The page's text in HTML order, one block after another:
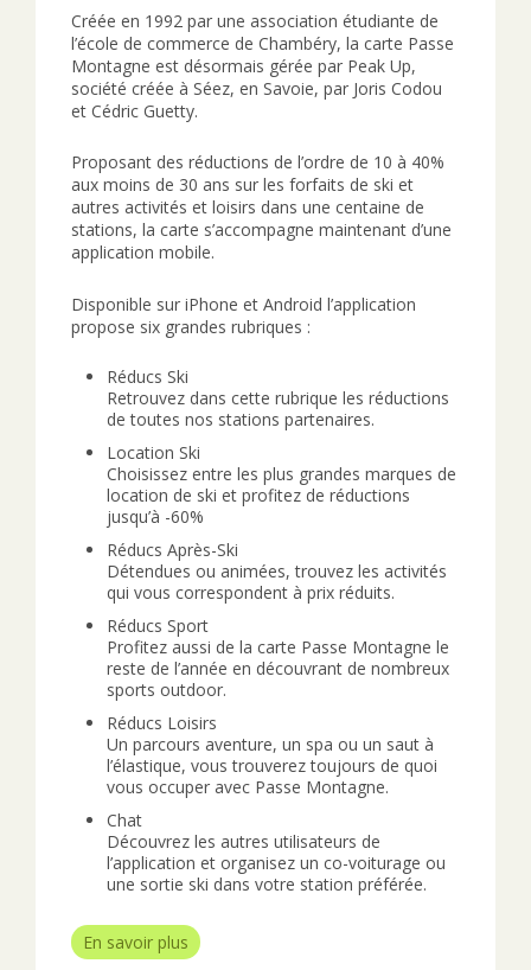
Créée en 1992 par une association étudiante de
l’école de commerce de Chambéry, la carte Passe
Montagne est désormais gérée par Peak Up,
société créée à Séez, en Savoie, par Joris Codou
et Cédric Guetty.
Proposant des réductions de l’ordre de 10 à 40%
aux moins de 30 ans sur les forfaits de ski et
autres activités et loisirs dans une centaine de
stations, la carte s’accompagne maintenant d’une
application mobile.
Disponible sur iPhone et Android l’application
propose six grandes rubriques :
Réducs Ski
Retrouvez dans cette rubrique les réductions
de toutes nos stations partenaires.
Location Ski
Choisissez entre les plus grandes marques de
location de ski et profitez de réductions
jusqu’à -60%
Réducs Après-Ski
Détendues ou animées, trouvez les activités
qui vous correspondent à prix réduits.
Réducs Sport
Profitez aussi de la carte Passe Montagne le
reste de l’année en découvrant de nombreux
sports outdoor.
Réducs Loisirs
Un parcours aventure, un spa ou un saut à
l’élastique, vous trouverez toujours de quoi
vous occuper avec Passe Montagne.
Chat
Découvrez les autres utilisateurs de
l’application et organisez un co-voiturage ou
une sortie ski dans votre station préférée.
En savoir plus